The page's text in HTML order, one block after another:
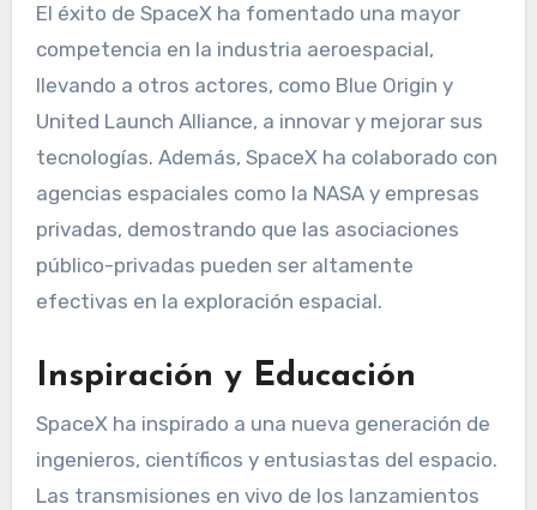
El éxito de SpaceX ha fomentado una mayor
competencia en la industria aeroespacial,
llevando a otros actores, como Blue Origin y
United Launch Alliance, a innovar y mejorar sus
tecnologías. Además, SpaceX ha colaborado con
agencias espaciales como la NASA y empresas
privadas, demostrando que las asociaciones
público-privadas pueden ser altamente
efectivas en la exploración espacial.
Inspiración y Educación
SpaceX ha inspirado a una nueva generación de
ingenieros, científicos y entusiastas del espacio.
Las transmisiones en vivo de los lanzamientos